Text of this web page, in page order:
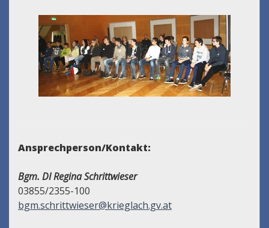
Ansprechperson/Kontakt:
Bgm. DI Regina Schrittwieser
03855/2355-100
bgm.schrittwieser@krieglach.gv.at